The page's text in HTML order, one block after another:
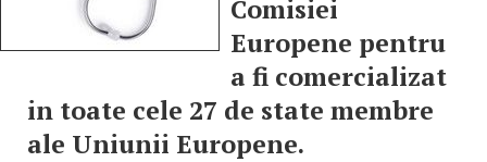
Comisiei
Europene pentru
a fi comercializat
in toate cele 27 de state membre
ale Uniunii Europene.